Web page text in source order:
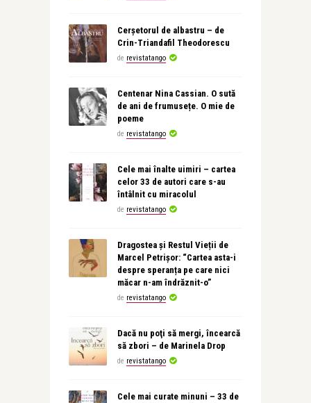
Cerșetorul de albastru – de
Crin-Triandafil Theodorescu
de revistatango
Centenar Nina Cassian. O sută
de ani de frumusețe. O mie de
poeme
de revistatango
Cele mai înalte uimiri – cartea
celor 33 de autori care s-au
întâlnit cu miracolul
de revistatango
Dragostea și Restul Vieții de
Marcel Petrișor: “Cartea asta-i
despre speranța pe care nici
măcar n-am îndrăznit-o”
de revistatango
Dacă nu poţi să mergi, încearcă
să zbori – de Marinela Drop
de revistatango
Cele mai curate minuni – 33 de